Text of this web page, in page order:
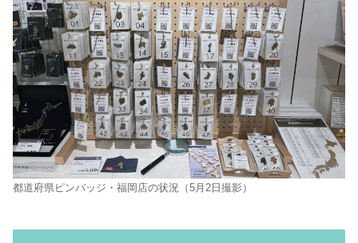
都道府県ピンバッジ・福岡店の状況（5月2日撮影）